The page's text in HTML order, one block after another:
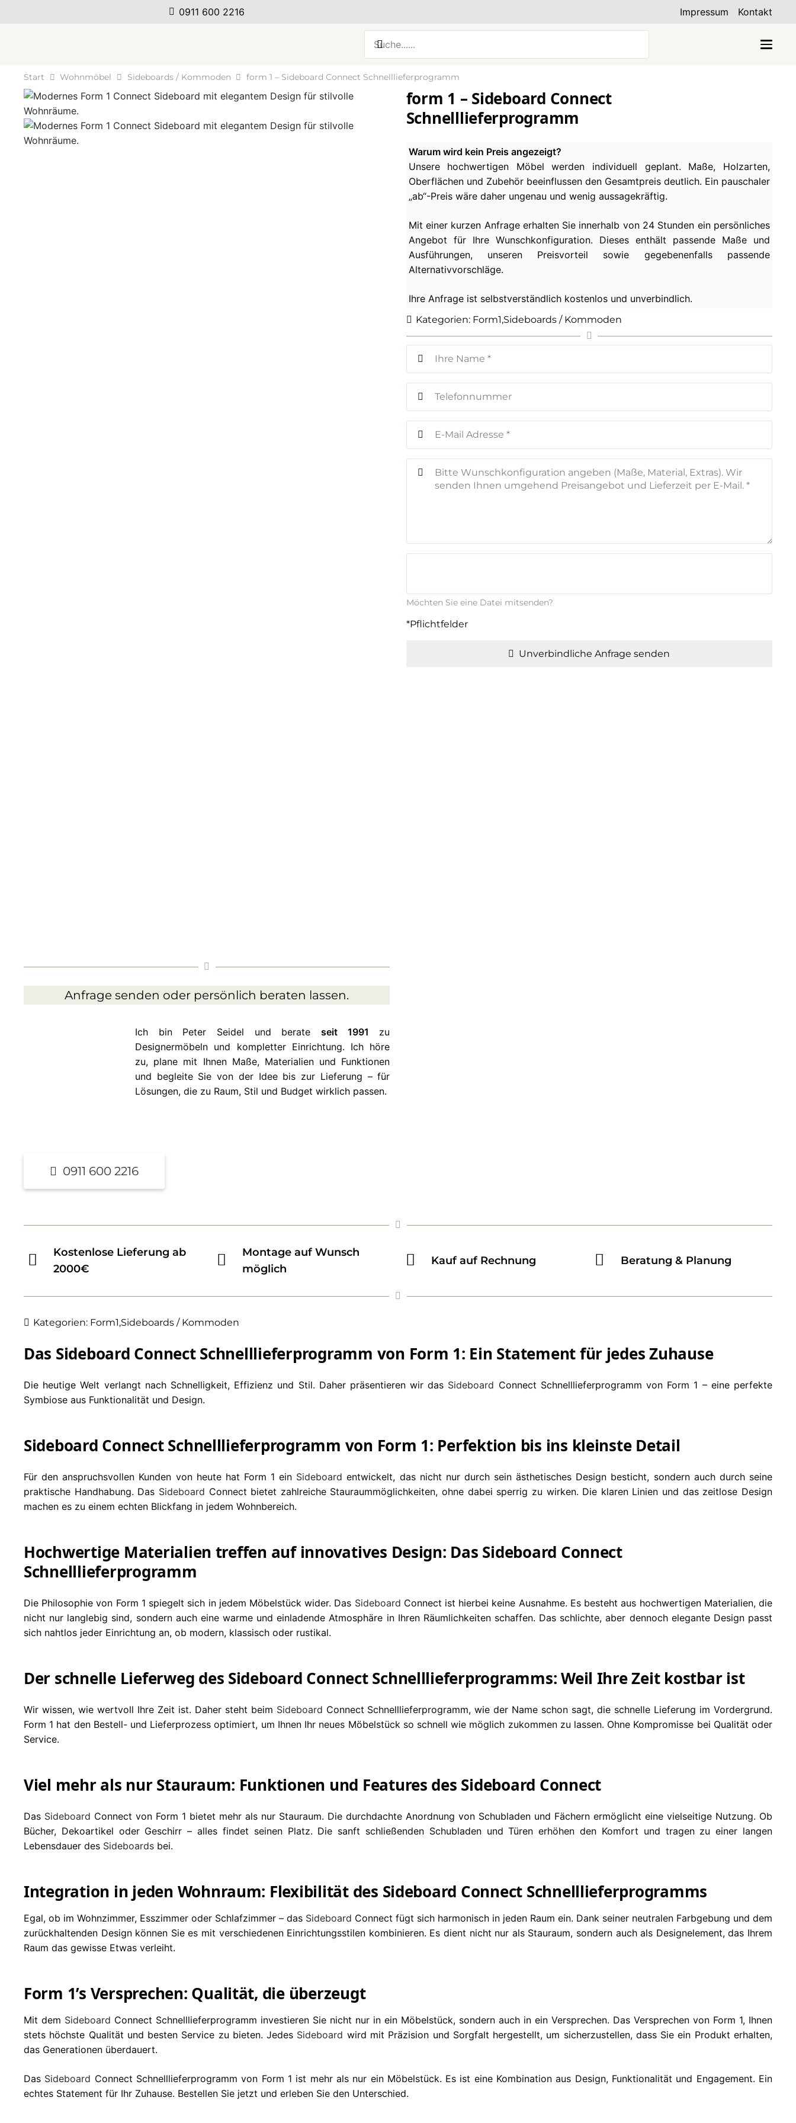
0911 600 2216 Impressum Kontakt
Start Wohnmöbel Sideboards / Kommoden form 1 – Sideboard Connect Schnelllieferprogramm
Anfrage senden oder persönlich beraten lassen.
Ich bin Peter Seidel und berateseit 1991 zu
Designermöbeln und kompletter Einrichtung. Ich höre
zu, plane mit Ihnen Maße, Materialien und Funktionen
und begleite Sie von der Idee bis zur Lieferung – für
Lösungen, die zu Raum, Stil und Budget wirklich passen.
0911 600 2216
form 1 – Sideboard Connect
Schnelllieferprogramm
Warum wird kein Preis angezeigt?
Unsere hochwertigen Möbel werden individuell geplant. Maße, Holzarten,
Oberflächen und Zubehör beeinflussen den Gesamtpreis deutlich. Ein pauschaler
„ab“-Preis wäre daher ungenau und wenig aussagekräftig.
Mit einer kurzen Anfrage erhalten Sie innerhalb von 24 Stunden ein persönliches
Angebot für Ihre Wunschkonfiguration. Dieses enthält passende Maße und
Ausführungen, unseren Preisvorteil sowie gegebenenfalls passende
Alternativvorschläge.
Ihre Anfrage ist selbstverständlich kostenlos und unverbindlich.
Kategorien: Form1,Sideboards / Kommoden
Möchten Sie eine Datei mitsenden?
*Pflichtfelder
Unverbindliche Anfrage senden
Kostenlose Lieferung ab
2000€
Montage auf Wunsch
möglich
Kauf auf Rechnung Beratung & Planung
Kategorien: Form1,Sideboards / Kommoden
Das Sideboard Connect Schnelllieferprogramm von Form 1: Ein Statement für jedes Zuhause
Die heutige Welt verlangt nach Schnelligkeit, Effizienz und Stil. Daher präsentieren wir das Sideboard Connect Schnelllieferprogramm von Form 1 – eine perfekte
Symbiose aus Funktionalität und Design.
Sideboard Connect Schnelllieferprogramm von Form 1: Perfektion bis ins kleinste Detail
Für den anspruchsvollen Kunden von heute hat Form 1 ein Sideboard entwickelt, das nicht nur durch sein ästhetisches Design besticht, sondern auch durch seine
praktische Handhabung. Das Sideboard Connect bietet zahlreiche Stauraummöglichkeiten, ohne dabei sperrig zu wirken. Die klaren Linien und das zeitlose Design
machen es zu einem echten Blickfang in jedem Wohnbereich.
Hochwertige Materialien treffen auf innovatives Design: Das Sideboard Connect
Schnelllieferprogramm
Die Philosophie von Form 1 spiegelt sich in jedem Möbelstück wider. Das Sideboard Connect ist hierbei keine Ausnahme. Es besteht aus hochwertigen Materialien, die
nicht nur langlebig sind, sondern auch eine warme und einladende Atmosphäre in Ihren Räumlichkeiten schaffen. Das schlichte, aber dennoch elegante Design passt
sich nahtlos jeder Einrichtung an, ob modern, klassisch oder rustikal.
Der schnelle Lieferweg des Sideboard Connect Schnelllieferprogramms: Weil Ihre Zeit kostbar ist
Wir wissen, wie wertvoll Ihre Zeit ist. Daher steht beim Sideboard Connect Schnelllieferprogramm, wie der Name schon sagt, die schnelle Lieferung im Vordergrund.
Form 1 hat den Bestell- und Lieferprozess optimiert, um Ihnen Ihr neues Möbelstück so schnell wie möglich zukommen zu lassen. Ohne Kompromisse bei Qualität oder
Service.
Viel mehr als nur Stauraum: Funktionen und Features des Sideboard Connect
Das Sideboard Connect von Form 1 bietet mehr als nur Stauraum. Die durchdachte Anordnung von Schubladen und Fächern ermöglicht eine vielseitige Nutzung. Ob
Bücher, Dekoartikel oder Geschirr – alles findet seinen Platz. Die sanft schließenden Schubladen und Türen erhöhen den Komfort und tragen zu einer langen
Lebensdauer des Sideboards bei.
Integration in jeden Wohnraum: Flexibilität des Sideboard Connect Schnelllieferprogramms
Egal, ob im Wohnzimmer, Esszimmer oder Schlafzimmer – das Sideboard Connect fügt sich harmonisch in jeden Raum ein. Dank seiner neutralen Farbgebung und dem
zurückhaltenden Design können Sie es mit verschiedenen Einrichtungsstilen kombinieren. Es dient nicht nur als Stauraum, sondern auch als Designelement, das Ihrem
Raum das gewisse Etwas verleiht.
Form 1’s Versprechen: Qualität, die überzeugt
Mit dem Sideboard Connect Schnelllieferprogramm investieren Sie nicht nur in ein Möbelstück, sondern auch in ein Versprechen. Das Versprechen von Form 1, Ihnen
stets höchste Qualität und besten Service zu bieten. Jedes Sideboard wird mit Präzision und Sorgfalt hergestellt, um sicherzustellen, dass Sie ein Produkt erhalten,
das Generationen überdauert.
Das Sideboard Connect Schnelllieferprogramm von Form 1 ist mehr als nur ein Möbelstück. Es ist eine Kombination aus Design, Funktionalität und Engagement. Ein
echtes Statement für Ihr Zuhause. Bestellen Sie jetzt und erleben Sie den Unterschied.